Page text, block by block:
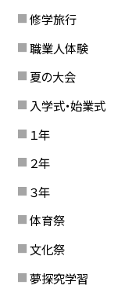
修学旅行
職業人体験
夏の大会
入学式・始業式
１年
２年
３年
体育祭
文化祭
夢探究学習